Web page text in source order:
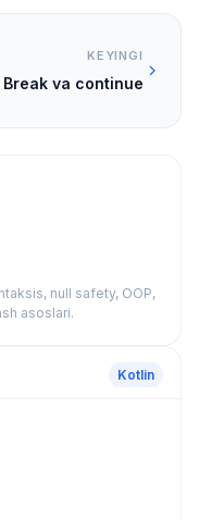
KEYINGI
Break va continue
null safety, OOP,
asoslari.
Kotlin